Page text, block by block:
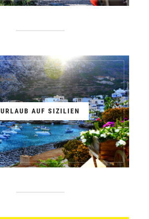
URLAUB AUF SIZILIEN